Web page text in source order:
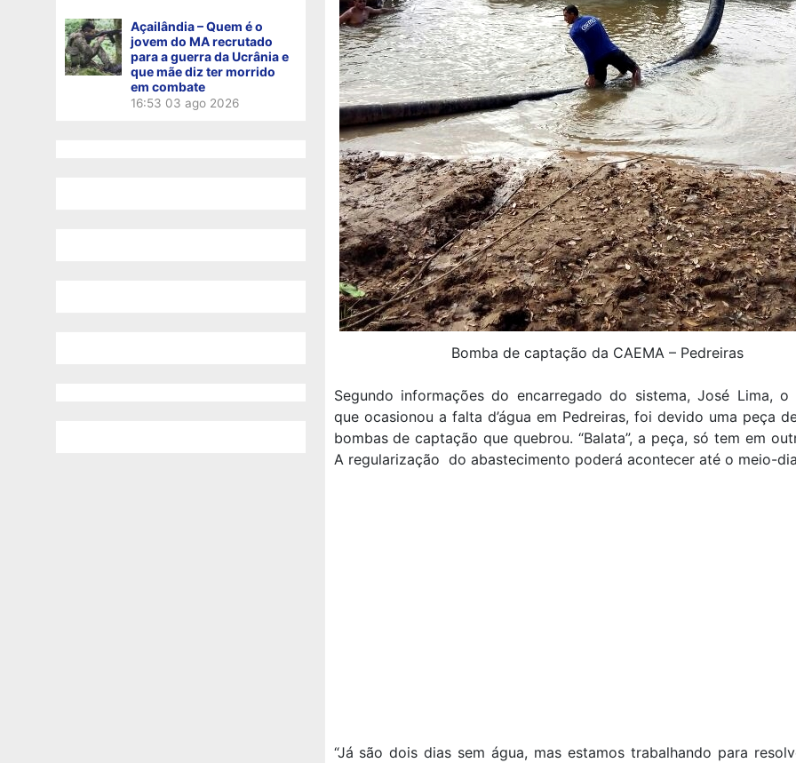
Açailândia – Quem é o
jovem do MA recrutado
para a guerra da Ucrânia e
que mãe diz ter morrido
em combate
16:53 03 ago 2026
Bomba de captação da CAEMA – Pedreiras
Segundo informações do encarregado do sistema, José Lima, o
que ocasionou a falta d’água em Pedreiras, foi devido uma peça
bombas de captação que quebrou. “Balata”, a peça, só tem em
A regularização do abastecimento poderá acontecer até o meio-
“Já são dois dias sem água, mas estamos trabalhando para